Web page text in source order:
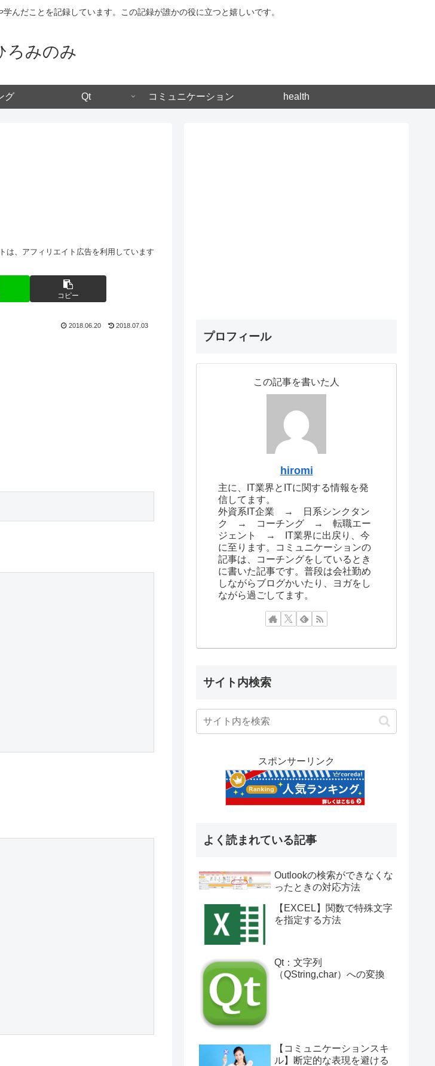
んだことを記録しています。この記録が誰かの役に立つと嬉しいです。
ろみのみ
グ Qt コミュニケーション health
は、アフィリエイト広告を利用しています
コピー
2018.06.20 2018.07.03
プロフィール
この記事を書いた人
hiromi
主に、IT業界とITに関する情報を発
信してます。
外資系IT企業 → 日系シンクタン
ク → コーチング → 転職エー
ジェント → IT業界に出戻り、今
に至ります。コミュニケーションの
記事は、コーチングをしているとき
に書いた記事です。普段は会社勤め
しながらブログかいたり、ヨガをし
ながら過ごしてます。
サイト内検索
スポンサーリンク
よく読まれている記事
Outlookの検索ができなくな
ったときの対応方法
【EXCEL】関数で特殊文字
を指定する方法
Qt：文字列
（QString,char）への変換
【コミュニケーションスキ
ル】断定的な表現を避ける